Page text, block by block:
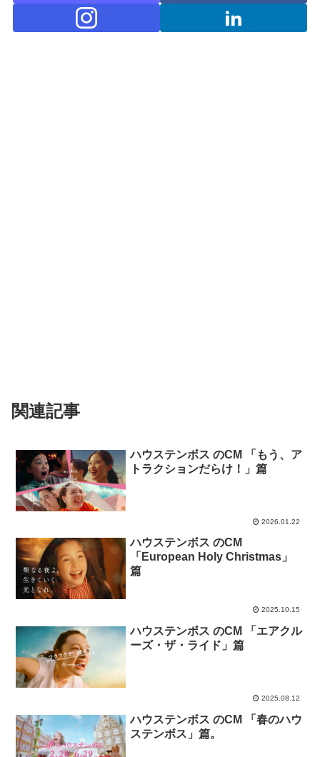
関連記事
ハウステンボス のCM 「もう、ア
トラクションだらけ！」篇
2026.01.22
ハウステンボス のCM
「European Holy Christmas」
篇
2025.10.15
ハウステンボス のCM 「エアクル
ーズ・ザ・ライド」篇
2025.08.12
ハウステンボス のCM 「春のハウ
ステンボス」篇。